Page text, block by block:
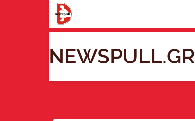
NEWSPULL.GR